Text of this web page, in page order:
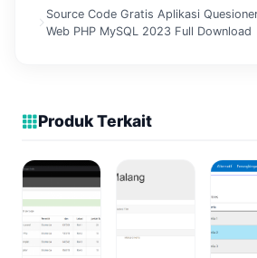
Source Code Gratis Aplikasi
Web PHP MySQL 2023 Full Download
Produk Terkait